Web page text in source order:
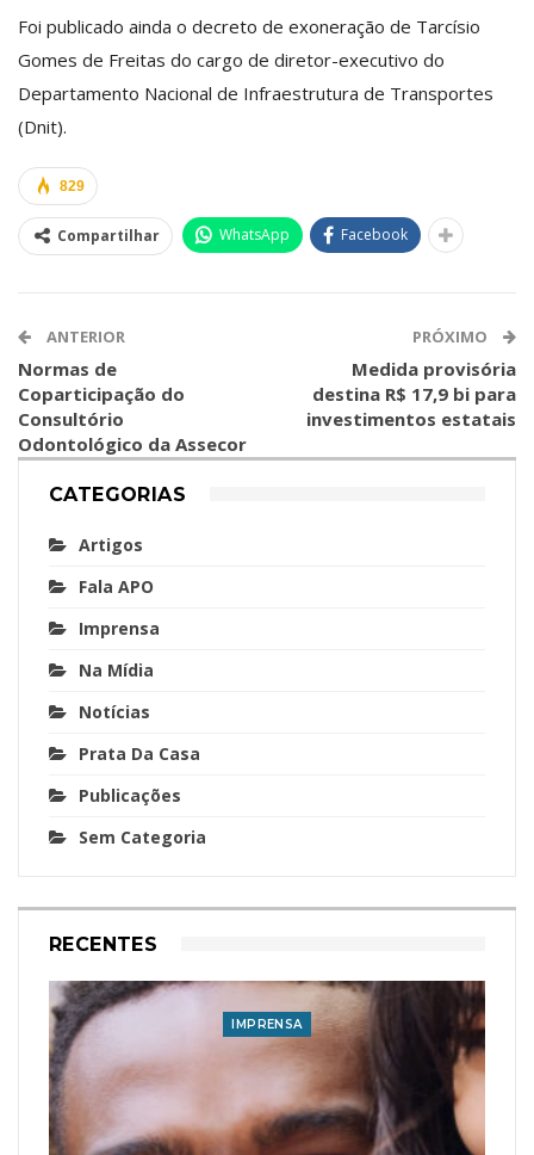
Foi publicado ainda o decreto de exoneração de Tarcísio
Gomes de Freitas do cargo de diretor-executivo do
Departamento Nacional de Infraestrutura de Transportes
(Dnit).
829
Compartilhar WhatsApp Facebook
ANTERIOR
Normas de
Coparticipação do
Consultório
Odontológico da Assecor
PRÓXIMO
Medida provisória
destina R$ 17,9 bi para
investimentos estatais
CATEGORIAS
Artigos
Fala APO
Imprensa
Na Mídia
Notícias
Prata Da Casa
Publicações
Sem Categoria
RECENTES
IMPRENSA